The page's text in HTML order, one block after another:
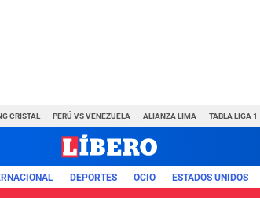
CRISTAL PERÚ VS VENEZUELA ALIANZA LIMA TABLA LIGA 1
DEPORTES OCIO ESTADOS UNIDOS